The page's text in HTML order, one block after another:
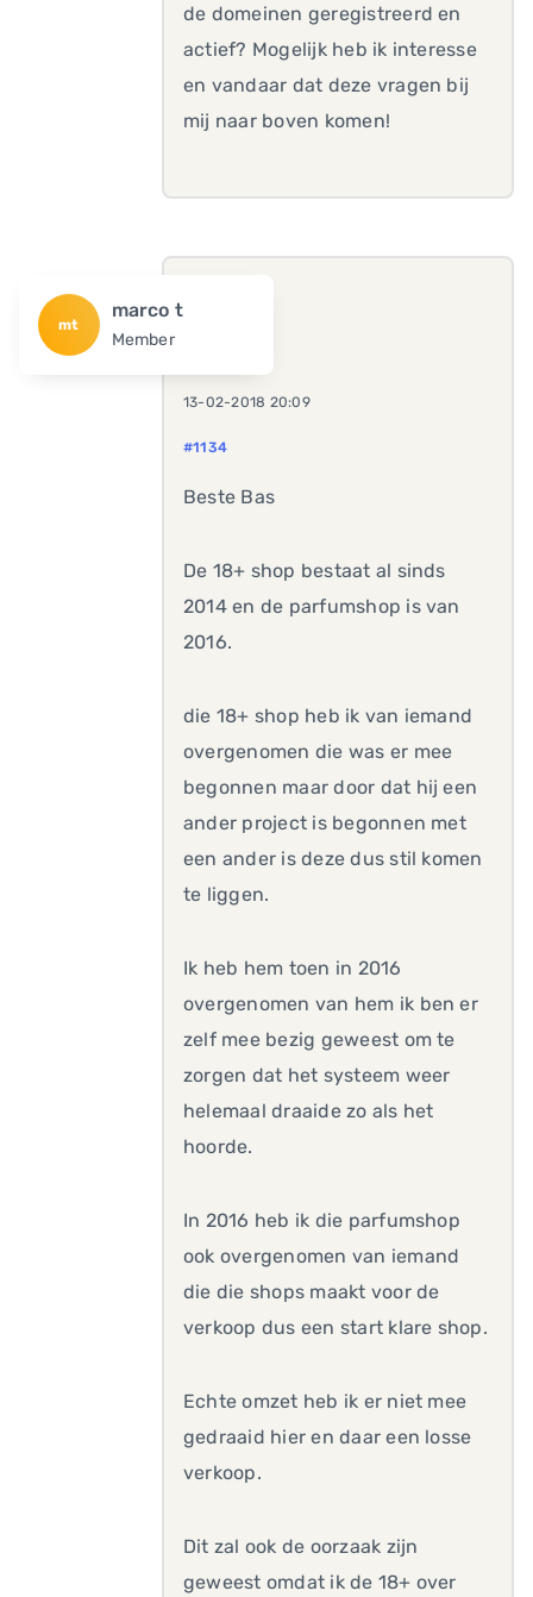
de domeinen geregistreerd en
actief? Mogelijk heb ik interesse
en vandaar dat deze vragen bij
mij naar boven komen!
mt
marco t
Member
13-02-2018 20:09
#1134
Beste Bas
De 18+ shop bestaat al sinds
2014 en de parfumshop is van
2016.
die 18+ shop heb ik van iemand
overgenomen die was er mee
begonnen maar door dat hij een
ander project is begonnen met
een ander is deze dus stil komen
te liggen.
Ik heb hem toen in 2016
overgenomen van hem ik ben er
zelf mee bezig geweest om te
zorgen dat het systeem weer
helemaal draaide zo als het
hoorde.
In 2016 heb ik die parfumshop
ook overgenomen van iemand
die die shops maakt voor de
verkoop dus een start klare shop.
Echte omzet heb ik er niet mee
gedraaid hier en daar een losse
verkoop.
Dit zal ook de oorzaak zijn
geweest omdat ik de 18+ over